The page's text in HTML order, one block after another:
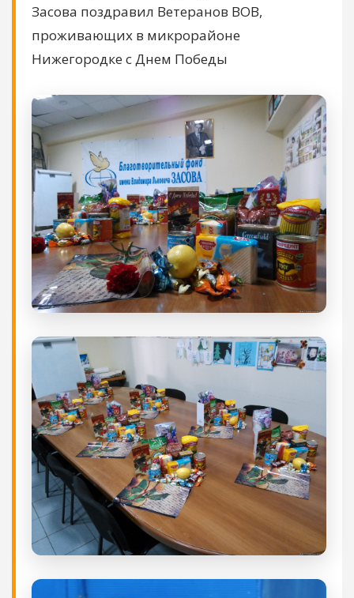
Засова поздравил Ветеранов ВОВ,
проживающих в микрорайоне
Нижегородке с Днем Победы